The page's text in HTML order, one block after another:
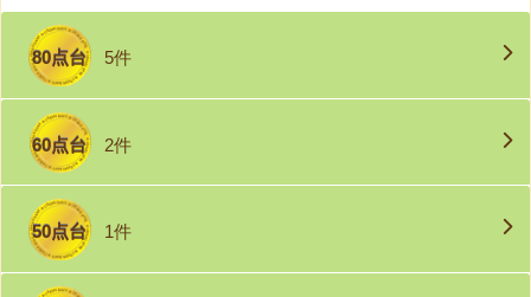
80点台 5件
60点台 2件
50点台 1件